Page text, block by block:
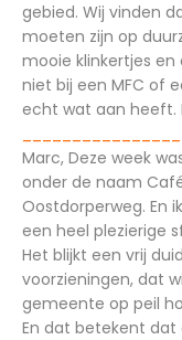
gebied. Wij vinden
moeten zijn op
mooie klinkertjes
niet bij een MFC of
echt wat aan heeft.
Marc, Deze week
onder de naam
Oostdorperweg. En
een heel plezierige
Het blijkt een vrij
voorzieningen, dat
gemeente op peil
En dat betekent dat